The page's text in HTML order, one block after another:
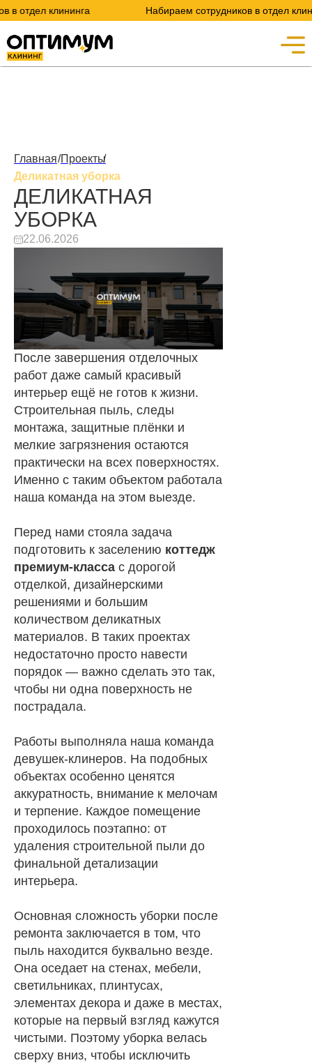
клининга Набираем сотрудников в отдел клининга
Главная/Проекты/
Деликатная уборка
ДЕЛИКАТНАЯ
УБОРКА
22.06.2026
После завершения отделочных
работ даже самый красивый
интерьер ещё не готов к жизни.
Строительная пыль, следы
монтажа, защитные плёнки и
мелкие загрязнения остаются
практически на всех поверхностях.
Именно с таким объектом работала
наша команда на этом выезде.
Перед нами стояла задача
подготовить к заселению коттедж
премиум-класса с дорогой
отделкой, дизайнерскими
решениями и большим
количеством деликатных
материалов. В таких проектах
недостаточно просто навести
порядок — важно сделать это так,
чтобы ни одна поверхность не
пострадала.
Работы выполняла наша команда
девушек-клинеров. На подобных
объектах особенно ценятся
аккуратность, внимание к мелочам
и терпение. Каждое помещение
проходилось поэтапно: от
удаления строительной пыли до
финальной детализации
интерьера.
Основная сложность уборки после
ремонта заключается в том, что
пыль находится буквально везде.
Она оседает на стенах, мебели,
светильниках, плинтусах,
элементах декора и даже в местах,
которые на первый взгляд кажутся
чистыми. Поэтому уборка велась
сверху вниз, чтобы исключить